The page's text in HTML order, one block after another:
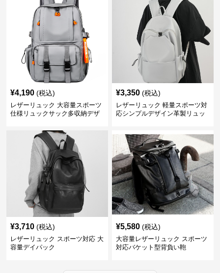
¥4,190 (税込)
レザーリュック 大容量スポーツ
仕様リュックサック多収納デザ
¥3,350 (税込)
レザーリュック 軽量スポーツ対
応シンプルデザイン革製リュッ
¥3,710 (税込)
レザーリュック スポーツ対応 大
容量デイパック
¥5,580 (税込)
大容量レザーリュック スポーツ
対応バケット型背負い鞄